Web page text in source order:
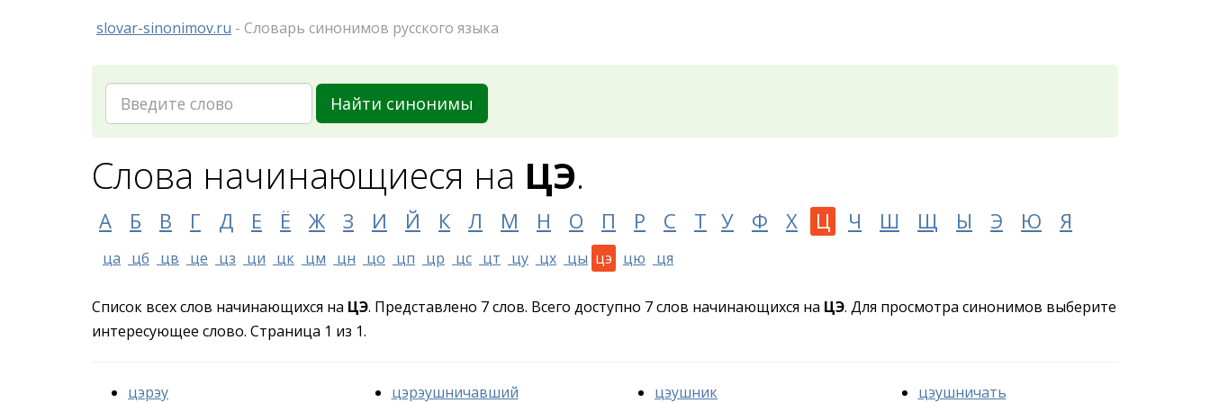
slovar-sinonimov.ru - Словарь синонимов русского языка
Найти синонимы
Слова начинающиеся на ЦЭ.
А Б В Г Д Е Ё Ж З И Й К Л М Н О П Р С Т У Ф Х Ц Ч Ш Щ Ы Э Ю Я
ца цб цв це цз ци цк цм цн цо цп цр цс цт цу цх цы цэ цю ця
Список всех слов начинающихся на ЦЭ. Представлено 7 слов. Всего доступно 7 слов начинающихся на ЦЭ. Для просмотра синонимов выберите
интересующее слово. Страница 1 из 1.
цэрэу
цэрэушничавший
цэушник
цэушничать